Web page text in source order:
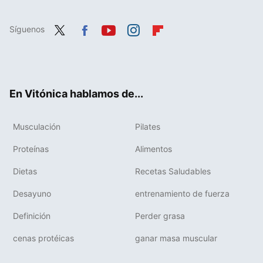
Síguenos
En Vitónica hablamos de...
Musculación Pilates
Proteínas Alimentos
Dietas Recetas Saludables
Desayuno entrenamiento de fuerza
Definición Perder grasa
cenas protéicas ganar masa muscular